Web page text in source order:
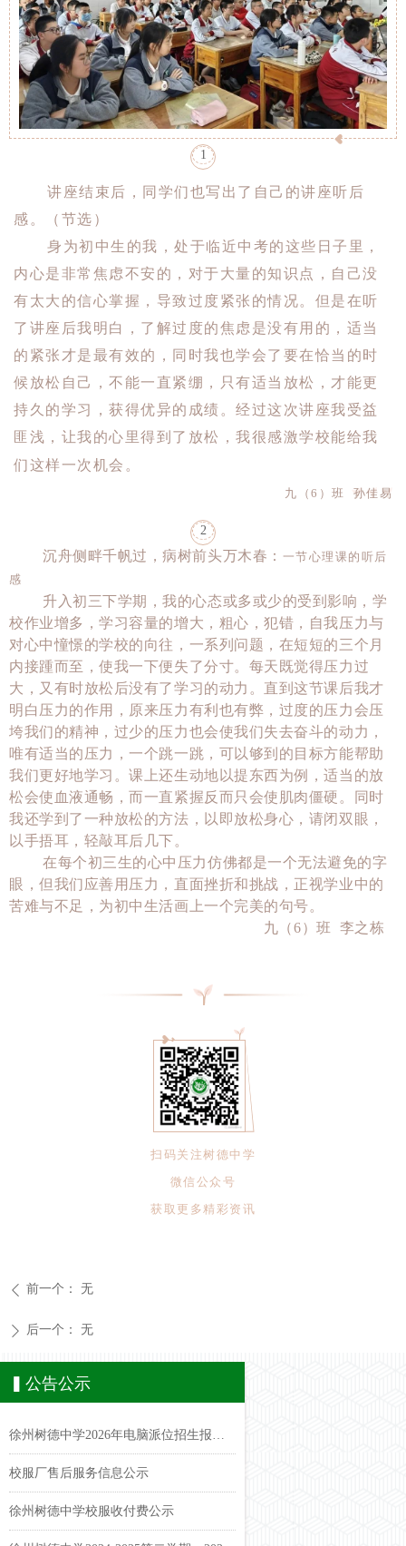
1
讲座结束后，同学们也写出了自己的讲座听后
感。（节选）
身为初中生的我，处于临近中考的这些日子里，
内心是非常焦虑不安的，对于大量的知识点，自己没
有太大的信心掌握，导致过度紧张的情况。但是在听
了讲座后我明白，了解过度的焦虑是没有用的，适当
的紧张才是最有效的，同时我也学会了要在恰当的时
候放松自己，不能一直紧绷，只有适当放松，才能更
持久的学习，获得优异的成绩。经过这次讲座我受益
匪浅，让我的心里得到了放松，我很感激学校能给我
们这样一次机会。
九（ 6 ）班 孙佳易
2
沉舟侧畔千帆过，病树前头万木春： 一节心理课的听后
感
升入初三下学期，我的心态或多或少的受到影响，学
校作业增多，学习容量的增大，粗心，犯错，自我压力与
对心中憧憬的学校的向往，一系列问题，在短短的三个月
内接踵而至，使我一下便失了分寸。每天既觉得压力过
大，又有时放松后没有了学习的动力。直到这节课后我才
明白压力的作用，原来压力有利也有弊，过度的压力会压
垮我们的精神，过少的压力也会使我们失去奋斗的动力，
唯有适当的压力，一个跳一跳，可以够到的目标方能帮助
我们更好地学习。课上还生动地以提东西为例，适当的放
松会使血液通畅，而一直紧握反而只会使肌肉僵硬。同时
我还学到了一种放松的方法，以即放松身心，请闭双眼，
以手捂耳，轻敲耳后几下。
在每个初三生的心中压力仿佛都是一个无法避免的字
眼，但我们应善用压力，直面挫折和挑战，正视学业中的
苦难与不足，为初中生活画上一个完美的句号。
九（6）班 李之栋
扫码关注树德中学
微信公众号
获取更多精彩资讯
ꄴ 前一个： 无
ꄲ 后一个： 无
▍公告公示
校服厂售后服务信息公示
徐州树德中学校服收付费公示
2024-2025第一学期第二课堂